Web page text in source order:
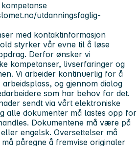
utdanningsfaglig-
med kontaktinformasjon
styrker vår evne til å løse
Derfor ønsker vi
kompetanser, livserfaringer og
Vi arbeider kontinuerlig for å
og gjennom dialog
som har behov for det.
sendt via vårt elektroniske
alle dokumenter må lastes opp for
Dokumentene må være på
engelsk. Oversettelser må
påregne å fremvise originaler